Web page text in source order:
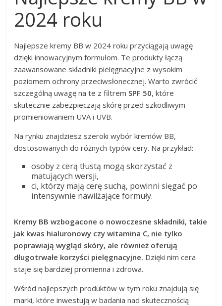
2024 roku
Najlepsze kremy BB w 2024 roku przyciągają uwagę
dzięki innowacyjnym formułom. Te produkty łączą
zaawansowane składniki pielęgnacyjne z wysokim
poziomem ochrony przeciwsłonecznej. Warto zwrócić
szczególną uwagę na te z filtrem SPF 50, które
skutecznie zabezpieczają skórę przed szkodliwym
promieniowaniem UVA i UVB.
Na rynku znajdziesz szeroki wybór kremów BB,
dostosowanych do różnych typów cery. Na przykład:
osoby z cerą tłustą mogą skorzystać z
matujących wersji,
ci, którzy mają cerę suchą, powinni sięgać po
intensywnie nawilżające formuły.
Kremy BB wzbogacone o nowoczesne składniki, takie
jak kwas hialuronowy czy witamina C, nie tylko
poprawiają wygląd skóry, ale również oferują
długotrwałe korzyści pielęgnacyjne. Dzięki nim cera
staje się bardziej promienna i zdrowa.
Wśród najlepszych produktów w tym roku znajdują się
marki, które inwestują w badania nad skutecznością